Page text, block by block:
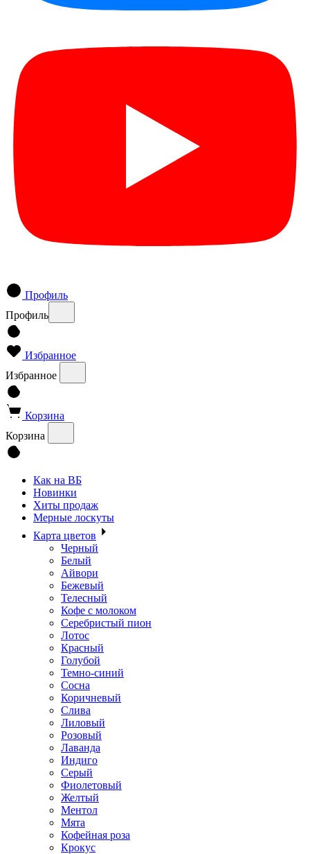
Профиль
Профиль
Избранное
Избранное
Корзина
Корзина
Как на ВБ
Новинки
Хиты продаж
Мерные лоскуты
Карта цветов
Черный
Белый
Айвори
Бежевый
Телесный
Кофе с молоком
Серебристый пион
Лотос
Красный
Голубой
Темно-синий
Сосна
Коричневый
Слива
Лиловый
Розовый
Лаванда
Индиго
Серый
Фиолетовый
Желтый
Ментол
Мята
Кофейная роза
Крокус